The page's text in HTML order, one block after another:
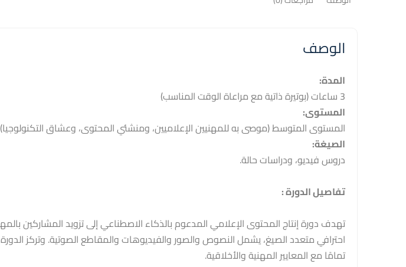
الوصف
المدة:
3 ساعات (بوتيرة ذاتية مع مراعاة الوقت المناسب)
المستوى:
المستوى المتوسط ​​(موصى به للمهنيين الإعلاميين، ومنشئي المحتوى، وعشاق التكنولوجيا)
الصيغة:
دروس فيديو، ودراسات حالة.
تفاصيل الدورة :
تمامًا مع المعايير المهنية والأخلاقية.